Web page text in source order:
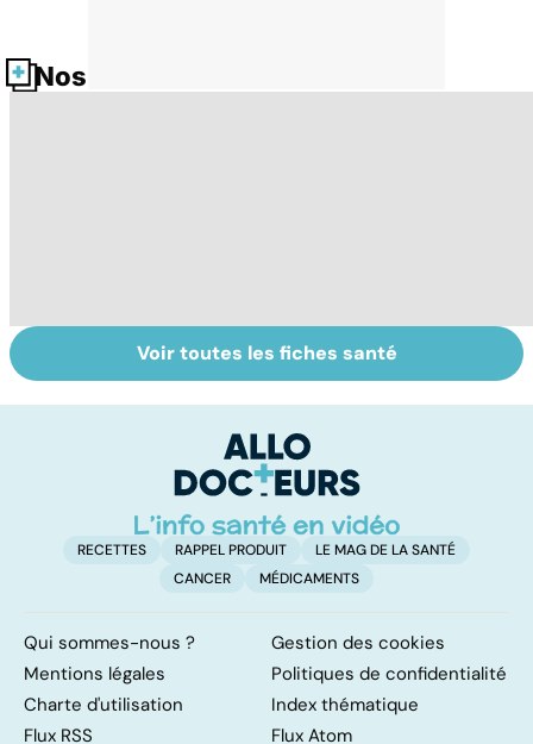
Nos fiches santé
Ados : que faire
en cas de
Automutilation :
des ados en
Voir toutes les fiches santé
RECETTES RAPPEL PRODUIT
LE MAG DE LA SANTÉ
CANCER
MÉDICAMENTS
Qui sommes-nous ?
Gestion des cookies
Mentions légales
Politiques de confidentialité
Charte d'utilisation
Index thématique
Flux RSS
Flux Atom